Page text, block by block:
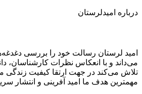
درباره امیدلرستان
امید لرستان رسالت خود را بررسی
می‌داند و با انعکاس نظرات کارشناسان،
تلاش می‌کند در جهت ارتقا کیفیت زندگی
مهمترین هدف ما امید آفرینی و انتشار